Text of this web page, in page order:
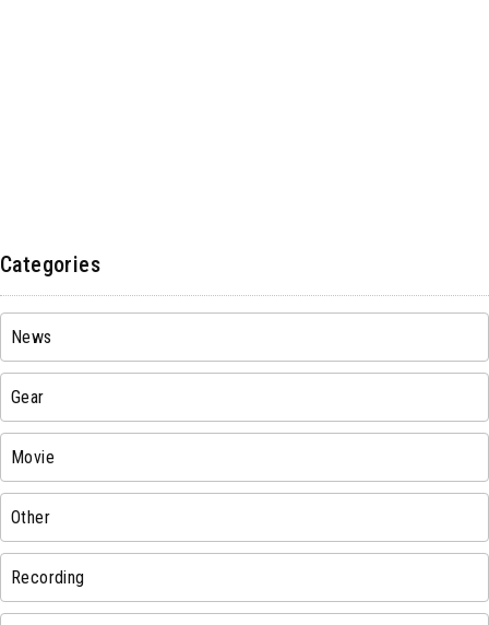
Categories
News
Gear
Movie
Other
Recording